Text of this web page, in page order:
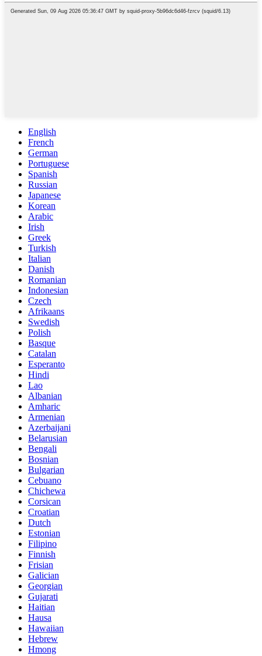
English
French
German
Portuguese
Spanish
Russian
Japanese
Korean
Arabic
Irish
Greek
Turkish
Italian
Danish
Romanian
Indonesian
Czech
Afrikaans
Swedish
Polish
Basque
Catalan
Esperanto
Hindi
Lao
Albanian
Amharic
Armenian
Azerbaijani
Belarusian
Bengali
Bosnian
Bulgarian
Cebuano
Chichewa
Corsican
Croatian
Dutch
Estonian
Filipino
Finnish
Frisian
Galician
Georgian
Gujarati
Haitian
Hausa
Hawaiian
Hebrew
Hmong